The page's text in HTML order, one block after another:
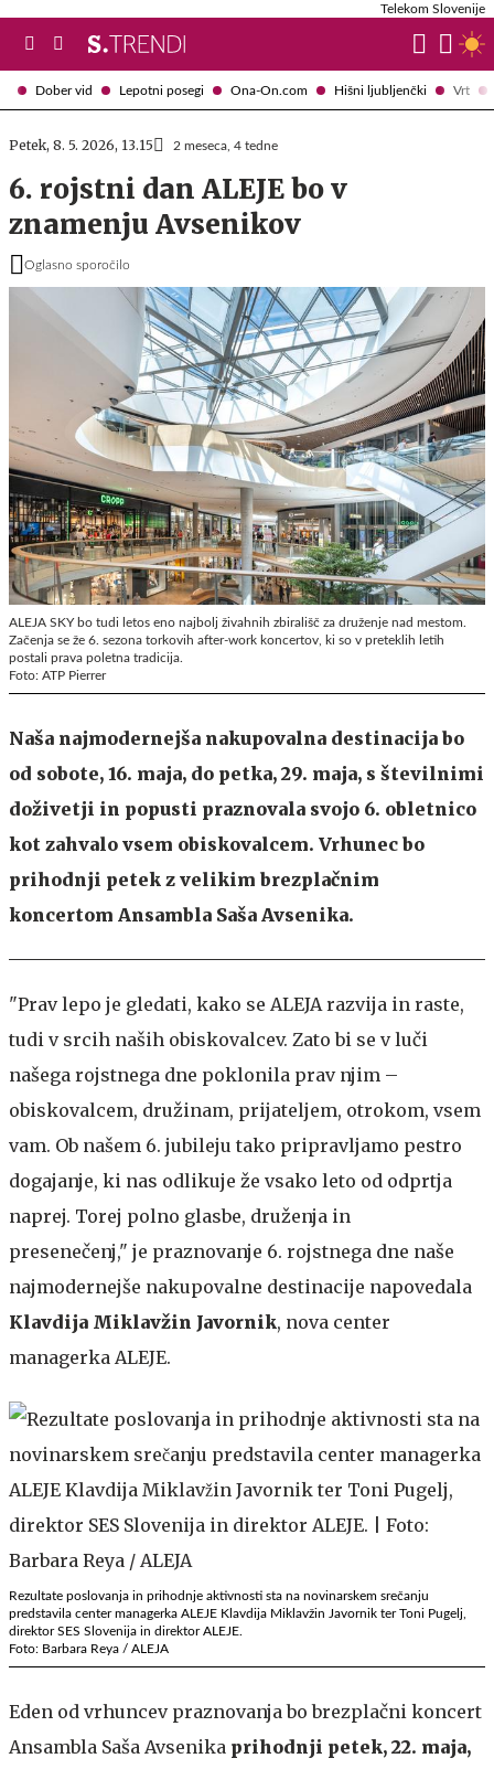
Dober vid Lepotni posegi Ona-On.com Hišni ljubljenčki Vrt
Telekom Slovenije
Petek, 8. 5. 2026, 13.15 2 meseca, 4 tedne
6. rojstni dan ALEJE bo v
znamenju Avsenikov
Oglasno sporočilo
ALEJA SKY bo tudi letos eno najbolj živahnih zbirališč za druženje nad mestom.
Začenja se že 6. sezona torkovih after-work koncertov, ki so v preteklih letih
postali prava poletna tradicija.
Foto: ATP Pierrer
Naša najmodernejša nakupovalna destinacija bo
od sobote, 16. maja, do petka, 29. maja, s številnimi
doživetji in popusti praznovala svojo 6. obletnico
kot zahvalo vsem obiskovalcem. Vrhunec bo
prihodnji petek z velikim brezplačnim
koncertom Ansambla Saša Avsenika.
"Prav lepo je gledati, kako se ALEJA razvija in raste,
tudi v srcih naših obiskovalcev. Zato bi se v luči
našega rojstnega dne poklonila prav njim –
obiskovalcem, družinam, prijateljem, otrokom, vsem
vam. Ob našem 6. jubileju tako pripravljamo pestro
dogajanje, ki nas odlikuje že vsako leto od odprtja
naprej. Torej polno glasbe, druženja in
presenečenj," je praznovanje 6. rojstnega dne naše
najmodernejše nakupovalne destinacije napovedala
Klavdija Miklavžin Javornik, nova center
managerka ALEJE.
Rezultate poslovanja in prihodnje aktivnosti sta na novinarskem srečanju
predstavila center managerka ALEJE Klavdija Miklavžin Javornik ter Toni Pugelj,
direktor SES Slovenija in direktor ALEJE.
Foto: Barbara Reya / ALEJA
Eden od vrhuncev praznovanja bo brezplačni koncert
Ansambla Saša Avsenika prihodnji petek, 22. maja,